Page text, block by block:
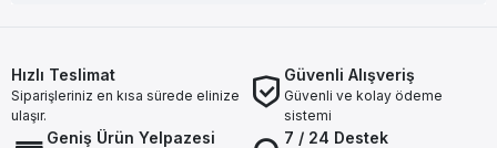
Hızlı Teslimat
Siparişleriniz en kısa sürede elinize
ulaşır.
Güvenli Alışveriş
Güvenli ve kolay ödeme
sistemi
Geniş Ürün Yelpazesi 7 / 24 Destek